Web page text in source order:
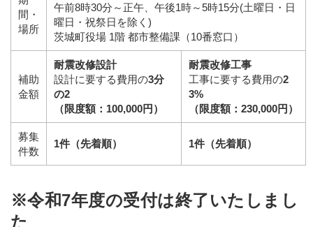
間・
場所
午前8時30分～正午、午後1時～5時15分(土曜日・日
曜日・祝祭日を除く)
茨城町役場 1階 都市整備課（10番窓口）
補助
金額
耐震改修設計
設計に要する費用の3分
の2
（限度額：100,000円）
耐震改修工事
工事に要する費用の2
3%
（限度額：230,000円）
募集
件数
1件（先着順） 1件（先着順）
※令和7年度の受付は終了いたしまし
た